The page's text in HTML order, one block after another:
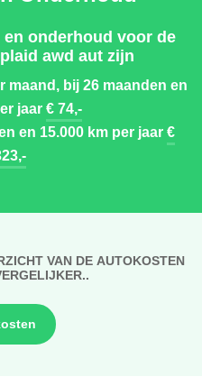
onderhoud voor de
awd aut zijn
maand, bij 26 maanden en
jaar€ 74,-
en 15.000 km per jaar€
VAN DE AUTOKOSTEN